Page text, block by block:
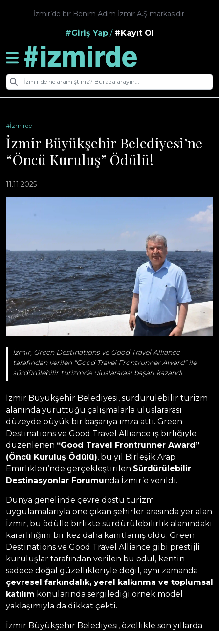
İzmir’de bir Benim Adım İzmir A.Ş markasıdır.
#Giriş Yap / #Kayıt Ol
#İzmirde
İzmir Büyükşehir Belediyesi’ne
“Öncü Kuruluş” Ödülü!
11.11.2025
İzmir, Green Destinations ve Good Travel Alliance
tarafından verilen “Good Travel Frontrunner Award” ile
sürdürülebilir turizmde uluslararası başarı kazandı.
İzmir Büyükşehir Belediyesi, sürdürülebilir turizm
alanında yürüttüğü çalışmalarla uluslararası
düzeyde büyük bir başarıya imza attı. Green
Destinations ve Good Travel Alliance iş birliğiyle
düzenlenen “Good Travel Frontrunner Award”
(Öncü Kuruluş Ödülü), bu yıl Birleşik Arap
Emirlikleri’nde gerçekleştirilen Sürdürülebilir
Destinasyonlar Forumunda İzmir’e verildi.
Dünya genelinde çevre dostu turizm
uygulamalarıyla öne çıkan şehirler arasında yer alan
İzmir, bu ödülle birlikte sürdürülebilirlik alanındaki
kararlılığını bir kez daha kanıtlamış oldu. Green
Destinations ve Good Travel Alliance gibi prestijli
kuruluşlar tarafından verilen bu ödül, kentin
sadece doğal güzellikleriyle değil, aynı zamanda
çevresel farkındalık, yerel kalkınma ve toplumsal
katılım konularında sergilediği örnek model
yaklaşımıyla da dikkat çekti.
İzmir Büyükşehir Belediyesi, özellikle son yıllarda